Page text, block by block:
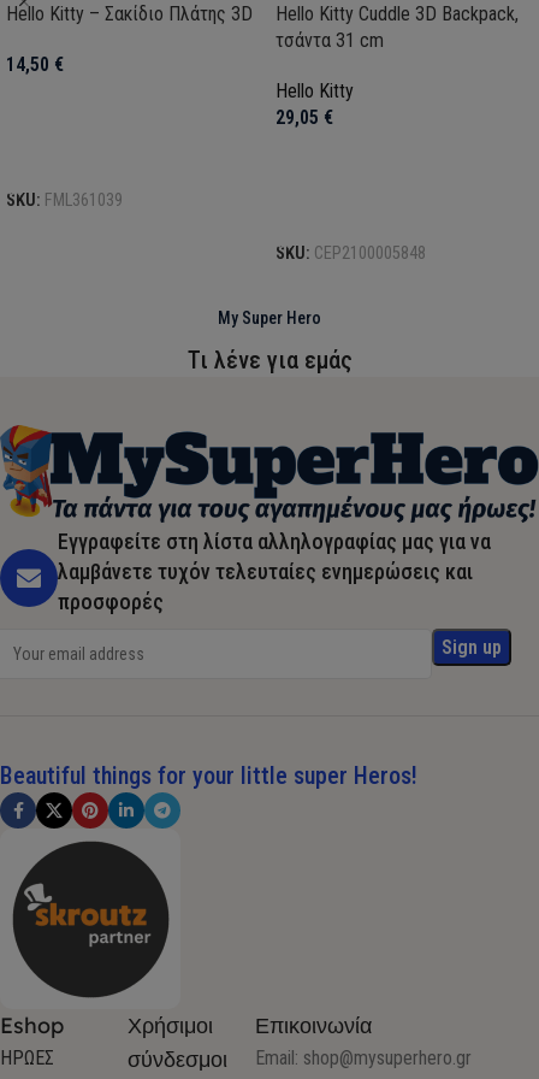
Hello Kitty – Σακίδιο Πλάτης 3D
14,50 €
SKU: FML361039
Hello Kitty Cuddle 3D Backpack,
τσάντα 31 cm
Hello Kitty
29,05 €
SKU: CEP2100005848
My Super Hero
Τι λένε για εμάς
Εγγραφείτε στη λίστα αλληλογραφίας μας για να
λαμβάνετε τυχόν τελευταίες ενημερώσεις και
προσφορές
Beautiful things for your little super Heros!
Eshop
ΗΡΩΕΣ
Χρήσιμοι
σύνδεσμοι
Επικοινωνία
Email: shop@mysuperhero.gr